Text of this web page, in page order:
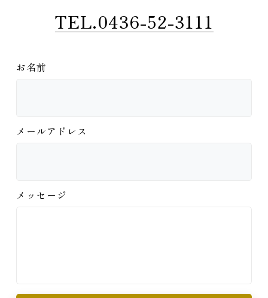
TEL.0436-52-3111
お名前
メールアドレス
メッセージ